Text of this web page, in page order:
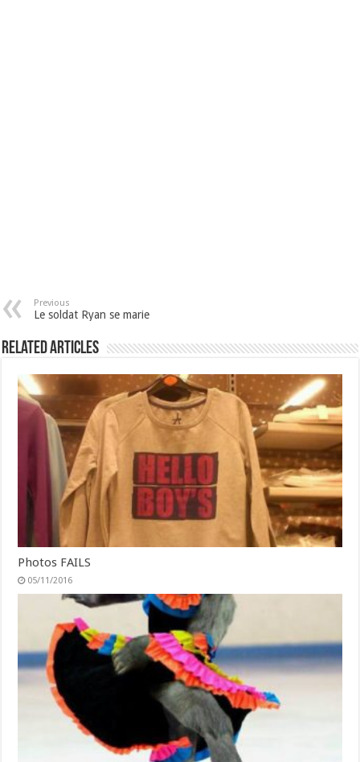
Previous
Le soldat Ryan se marie
Related Articles
Photos FAILS
05/11/2016